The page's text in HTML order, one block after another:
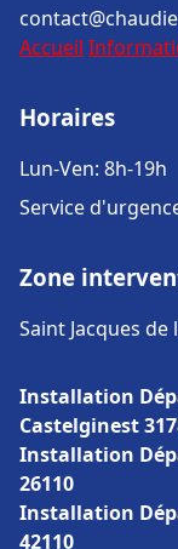
Accueil
Horaires
Lun-Ven: 8h-19h
Service
Zone
Saint Jacques de
Installation
Castelginest
Installation
26110
Installation
42110